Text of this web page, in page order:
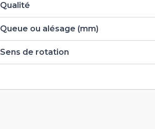
Qualité
Queue ou alésage (mm)
Sens de rotation